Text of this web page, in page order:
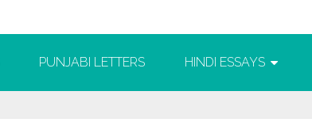
PUNJABI LETTERS HINDI ESSAYS